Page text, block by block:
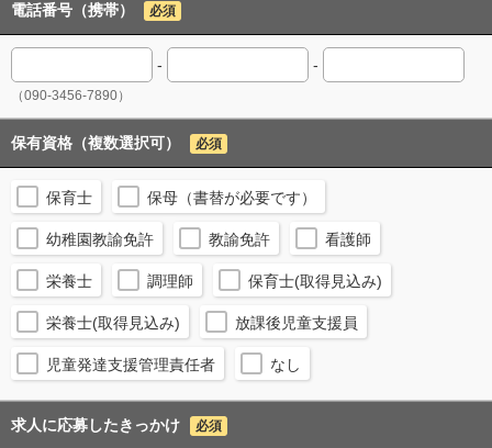
電話番号（携帯） 必須
- -
（090-3456-7890）
保有資格（複数選択可） 必須
保育士 保母（書替が必要です）
幼稚園教諭免許 教諭免許 看護師
栄養士 調理師 保育士(取得見込み)
栄養士(取得見込み) 放課後児童支援員
児童発達支援管理責任者 なし
求人に応募したきっかけ 必須